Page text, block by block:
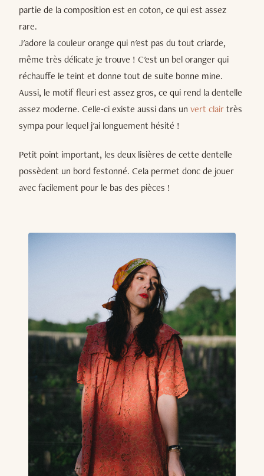
partie de la composition est en coton, ce qui est assez
rare.
J'adore la couleur orange qui n'est pas du tout criarde,
même très délicate je trouve ! C'est un bel oranger qui
réchauffe le teint et donne tout de suite bonne mine.
Aussi, le motif fleuri est assez gros, ce qui rend la dentelle
assez moderne. Celle-ci existe aussi dans un vert clairtrès
sympa pour lequel j'ai longuement hésité !
Petit point important, les deux lisières de cette dentelle
possèdent un bord festonné. Cela permet donc de jouer
avec facilement pour le bas des pièces !